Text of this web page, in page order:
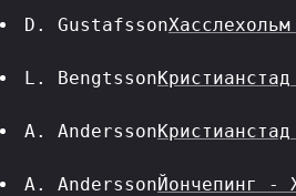
D. Gustafsson
L. Bengtsson
A. Andersson
A. AnderssonЙончепинг -